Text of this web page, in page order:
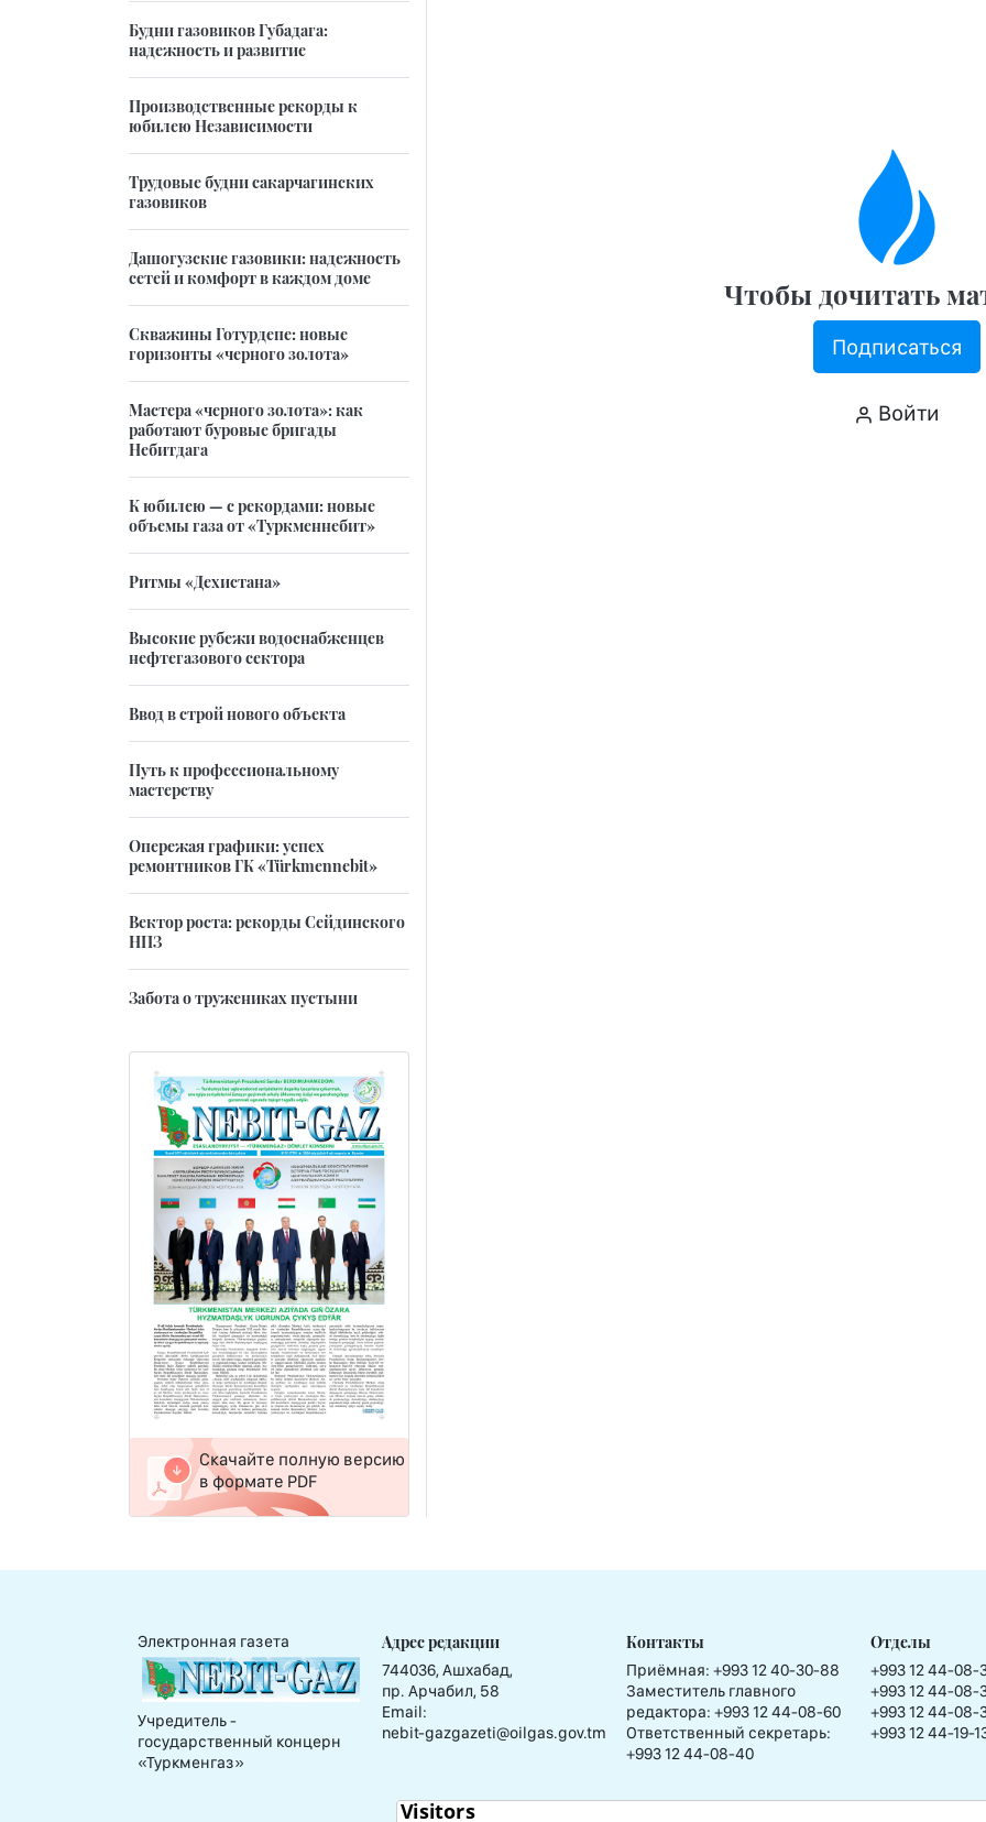
Чтобы дочитать
Подписаться
Войти
Будни газовиков Губадага:
надежность и развитие
Производственные рекорды к
юбилею Независимости
Трудовые будни сакарчагинских
газовиков
Дашогузские газовики: надежность
сетей и комфорт в каждом доме
Скважины Готурдепе: новые
горизонты «черного золота»
Мастера «черного золота»: как
работают буровые бригады
Небитдага
К юбилею — с рекордами: новые
объемы газа от «Туркменнебит»
Ритмы «Дехистана»
Высокие рубежи водоснабженцев
нефтегазового сектора
Ввод в строй нового объекта
Путь к профессиональному
мастерству
Опережая графики: успех
ремонтников ГК «Türkmennebit»
Вектор роста: рекорды Сейдинского
НПЗ
Забота о тружениках пустыни
Скачайте полную версию
в формате PDF
Электронная газета
Учредитель -
государственный концерн
«Туркменгаз»
Адрес редакции
744036, Ашхабад,
пр. Арчабил, 58
Email:
nebit-gazgazeti@oilgas.gov.tm
Контакты
Приёмная: +993 12 40-30-88
Заместитель главного
редактора: +993 12 44-08-60
Ответственный секретарь:
+993 12 44-08-40
Отделы
+993 12 44-08-
+993 12 44-08-
+993 12 44-08-
+993 12 44-19-